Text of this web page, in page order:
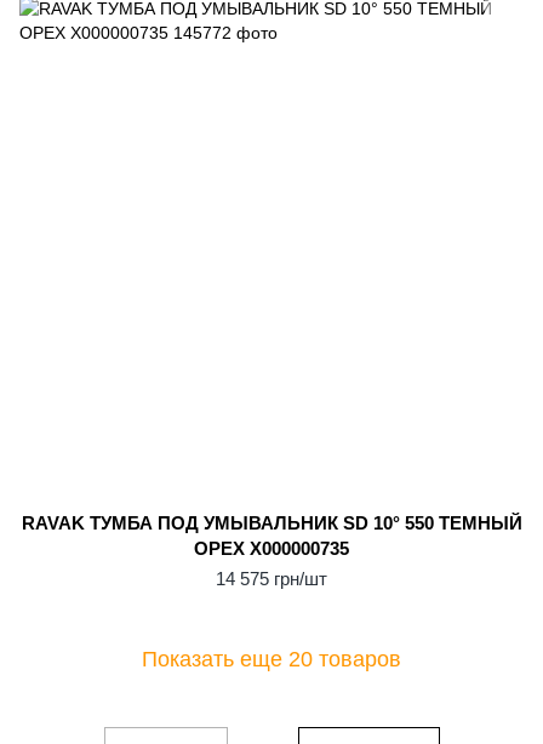
RAVAK ТУМБА ПОД УМЫВАЛЬНИК SD 10° 550 ТЕМНЫЙ
ОРЕХ X000000735
14 575 грн/шт
Показать еще 20 товаров